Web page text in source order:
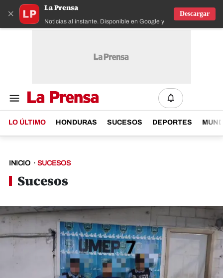
×
La Prensa
Noticias al instante. Disponible en Google y IOS
Descargar
LO ÚLTIMO HONDURAS SUCESOS DEPORTES
INICIO · SUCESOS
Sucesos